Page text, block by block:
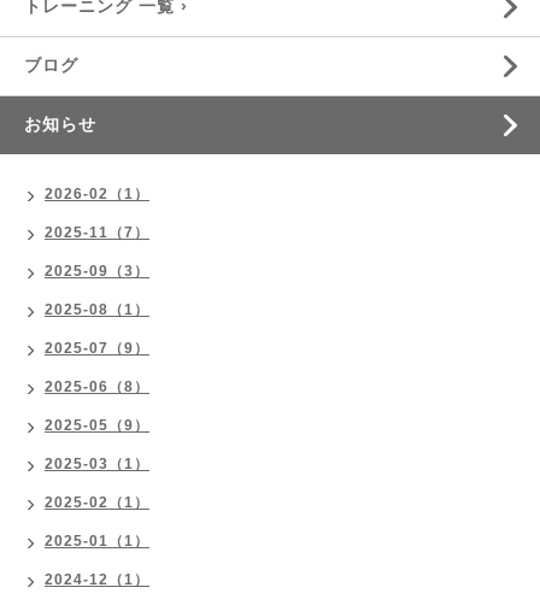
トレーニング 一覧 ›
ブログ
お知らせ
2026-02（1）
2025-11（7）
2025-09（3）
2025-08（1）
2025-07（9）
2025-06（8）
2025-05（9）
2025-03（1）
2025-02（1）
2025-01（1）
2024-12（1）